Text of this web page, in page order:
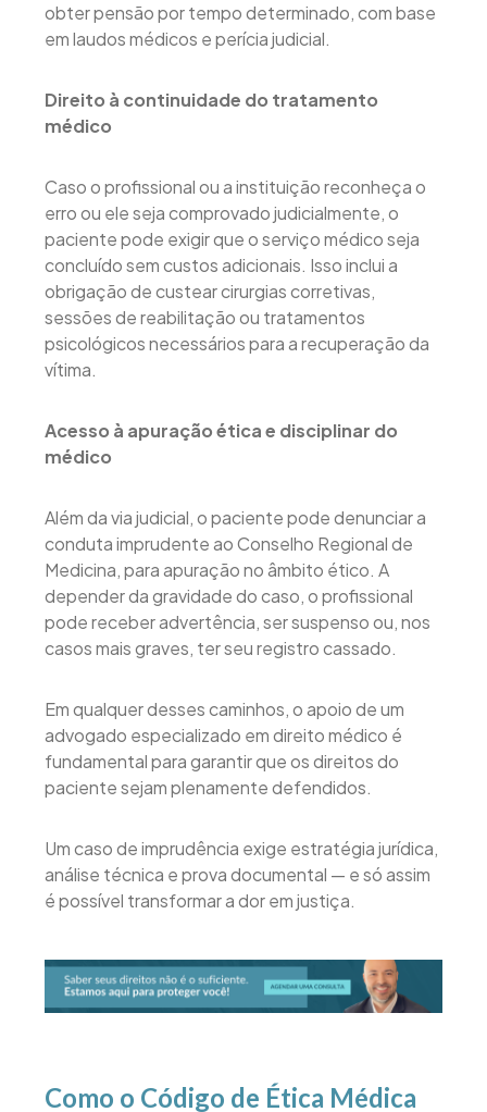
obter pensão por tempo determinado, com base
em laudos médicos e perícia judicial.
Direito à continuidade do tratamento
médico
Caso o profissional ou a instituição reconheça o
erro ou ele seja comprovado judicialmente, o
paciente pode exigir que o serviço médico seja
concluído sem custos adicionais. Isso inclui a
obrigação de custear cirurgias corretivas,
sessões de reabilitação ou tratamentos
psicológicos necessários para a recuperação da
vítima.
Acesso à apuração ética e disciplinar do
médico
Além da via judicial, o paciente pode denunciar a
conduta imprudente ao Conselho Regional de
Medicina, para apuração no âmbito ético. A
depender da gravidade do caso, o profissional
pode receber advertência, ser suspenso ou, nos
casos mais graves, ter seu registro cassado.
Em qualquer desses caminhos, o apoio de um
advogado especializado em direito médico é
fundamental para garantir que os direitos do
paciente sejam plenamente defendidos.
Um caso de imprudência exige estratégia jurídica,
análise técnica e prova documental — e só assim
é possível transformar a dor em justiça.
Como o Código de Ética Médica